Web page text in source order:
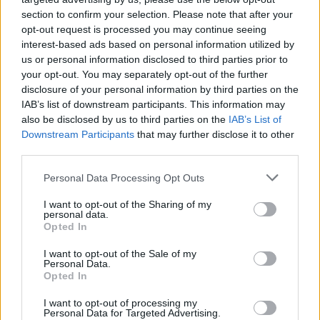
section to confirm your selection. Please note that after your
opt-out request is processed you may continue seeing
interest-based ads based on personal information utilized by
us or personal information disclosed to third parties prior to
your opt-out. You may separately opt-out of the further
disclosure of your personal information by third parties on the
IAB’s list of downstream participants. This information may
also be disclosed by us to third parties on the IAB’s List of
Downstream Participants that may further disclose it to other
Personal Data Processing Opt Outs
I want to opt-out of the Sharing of my
personal data.
Opted In
I want to opt-out of the Sale of my
Personal Data.
Opted In
I want to opt-out of processing my
Personal Data for Targeted Advertising.
allt.
Även 2008 blev det nej. Den här gången i Lövstabruk
i Tierps kommun.
– Den gången körde vi ändå, vilket gjorde att
alkoholhandläggaren hotade att polisanmäla oss,
berättar Håkan Liljegren.
Han vet inte om det blev nån polisanmälan till slut.
tävlingen och på det sättet komma undan.